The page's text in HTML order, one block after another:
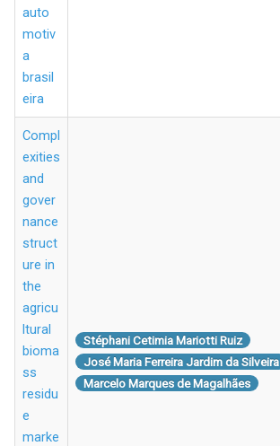
auto
motiv
a
brasil
eira
Compl
exities
and
gover
nance
struct
ure in
the
agricu
ltural
bioma
ss
residu
e
marke
Stéphani Cetimia Mariotti Ruiz
José Maria Ferreira Jardim da Silveira
Marcelo Marques de Magalhães